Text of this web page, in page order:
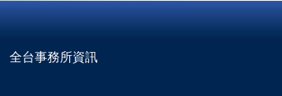
全台事務所資訊